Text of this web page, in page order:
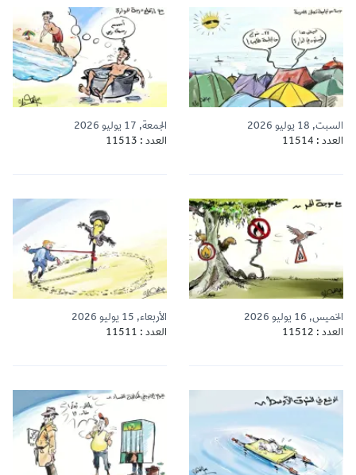
السبت, 18 يوليو 2026
العدد : 11514
الجمعة, 17 يوليو 2026
العدد : 11513
الخميس, 16 يوليو 2026
العدد : 11512
الأربعاء, 15 يوليو 2026
العدد : 11511